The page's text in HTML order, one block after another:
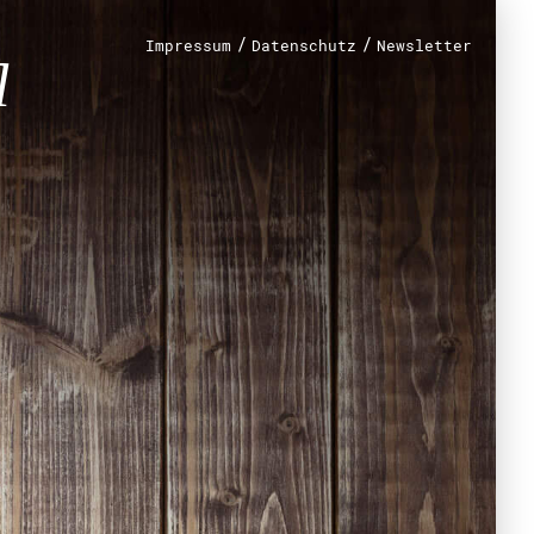
Impressum / Datenschutz / Newsletter